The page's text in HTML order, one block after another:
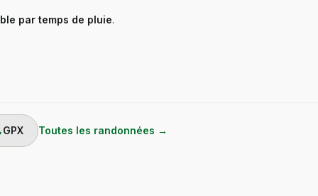
par temps de pluie.
GPX Toutes les randonnées →